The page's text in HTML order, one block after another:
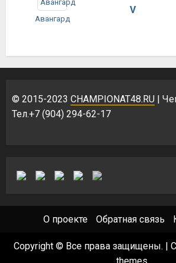
Авангард
V
© 2015-2023 CHAMPIONAT48.RU |
Тел.+7 (904) 294-62-17
О проекте Обратная связь
Copyright © Все права защищены.